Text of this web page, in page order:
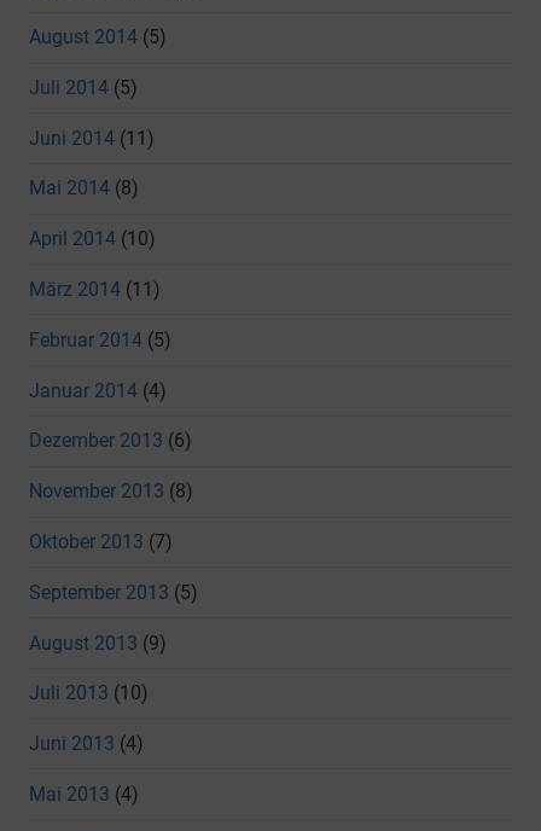
August 2014 (5)
Juli 2014 (5)
Juni 2014 (11)
Mai 2014 (8)
April 2014 (10)
März 2014 (11)
Februar 2014 (5)
Januar 2014 (4)
Dezember 2013 (6)
November 2013 (8)
Oktober 2013 (7)
September 2013 (5)
August 2013 (9)
Juli 2013 (10)
Juni 2013 (4)
Mai 2013 (4)